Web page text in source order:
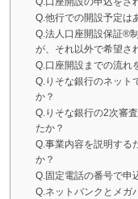
Q.他行での開設予定は
Q.法人口座開設保証®
が、それ以外で希望さ
Q.口座開設までの流れ
Q.りそな銀行のネット
か？
Q.りそな銀行の2次審
たか？
Q.事業内容を説明する
か？
Q.固定電話の番号で申
Q.ネットバンクとメガ